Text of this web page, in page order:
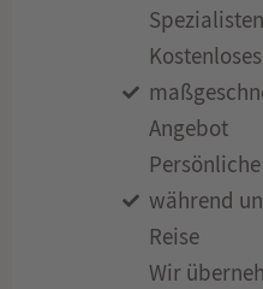
Spezialisten
Kostenloses
Angebot
während
Reise
Wir